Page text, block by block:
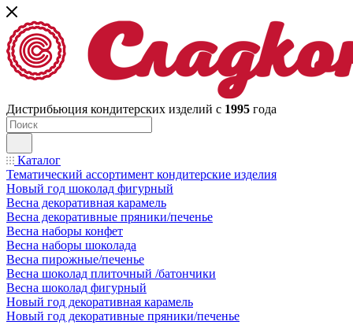
Дистрибьюция кондитерских изделий с 1995 года
Каталог
Тематический ассортимент кондитерские изделия
Новый год шоколад фигурный
Весна декоративная карамель
Весна декоративные пряники/печенье
Весна наборы конфет
Весна наборы шоколада
Весна пирожные/печенье
Весна шоколад плиточный /батончики
Весна шоколад фигурный
Новый год декоративная карамель
Новый год декоративные пряники/печенье